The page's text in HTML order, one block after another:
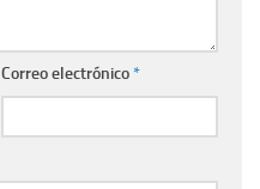
Correo electrónico*